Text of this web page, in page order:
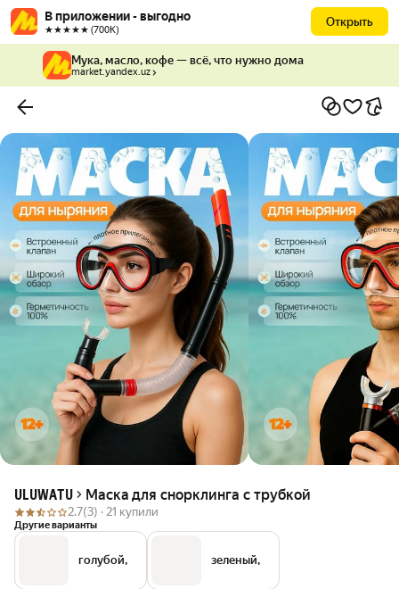
В приложении - выгодно
★★★★★ (700К)
Открыть
Мука, масло, кофе — всё, что нужно дома
market.yandex.uz
ULUWATU Маска для снорклинга с трубкой
2.7(3) · 21 купили
Другие варианты
голубой, зеленый,